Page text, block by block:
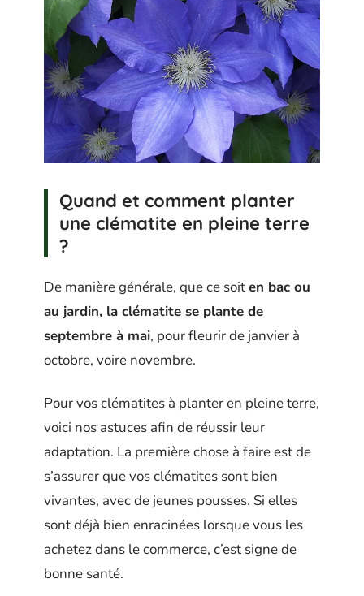
Quand et comment planter
une clématite en pleine terre
?
De manière générale, que ce soiten bac ou
au jardin, la clématite se plante de
septembre à mai, pour fleurir de janvier à
octobre, voire novembre.
Pour vos clématites à planter en pleine terre,
voici nos astuces afin de réussir leur
adaptation. La première chose à faire est de
s’assurer que vos clématites sont bien
vivantes, avec de jeunes pousses. Si elles
sont déjà bien enracinées lorsque vous les
achetez dans le commerce, c’est signe de
bonne santé.